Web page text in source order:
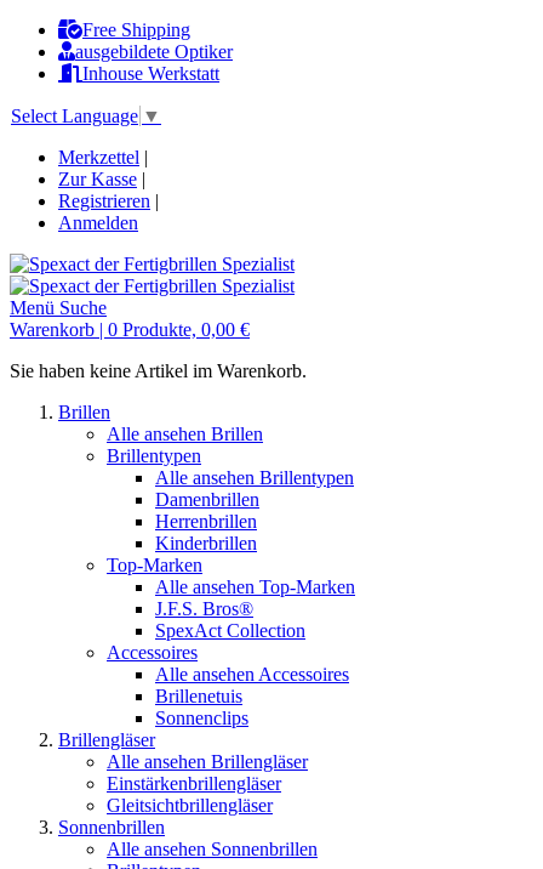
Free Shipping
ausgebildete Optiker
Inhouse Werkstatt
Select Language ▼
Merkzettel |
Zur Kasse |
Registrieren |
Anmelden
Menü Suche
Warenkorb | 0 Produkte, 0,00 €
Sie haben keine Artikel im Warenkorb.
Brillen
Alle ansehen Brillen
Brillentypen
Alle ansehen Brillentypen
Damenbrillen
Herrenbrillen
Kinderbrillen
Top-Marken
Alle ansehen Top-Marken
J.F.S. Bros®
SpexAct Collection
Accessoires
Alle ansehen Accessoires
Brillenetuis
Sonnenclips
Brillengläser
Alle ansehen Brillengläser
Einstärkenbrillengläser
Gleitsichtbrillengläser
Sonnenbrillen
Alle ansehen Sonnenbrillen